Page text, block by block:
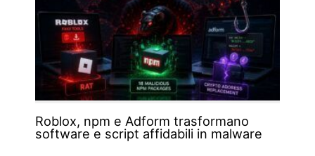
Roblox, npm e Adform trasformano
software e script affidabili in malware